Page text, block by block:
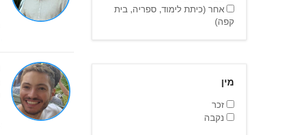
אחר (כיתת לימוד, ספריה, בית
קפה)
מין
זכר
נקבה